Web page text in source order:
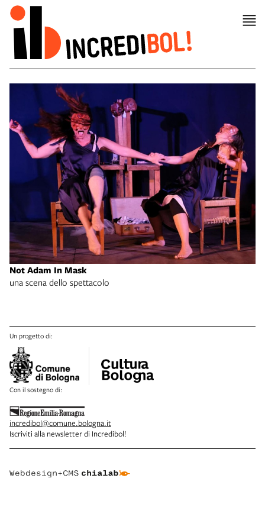
Not Adam In Mask
una scena dello spettacolo
Un progetto di:
Con il sostegno di:
incredibol@comune.bologna.it
Iscriviti alla newsletter di Incredibol!